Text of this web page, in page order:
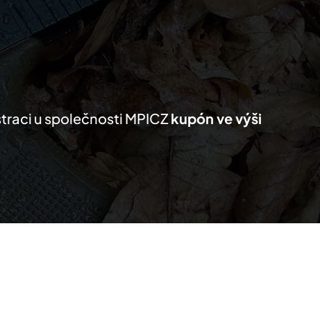
MŮJ SEZNAM PRO PARTNERY
u společnosti MPICZkupón ve výši